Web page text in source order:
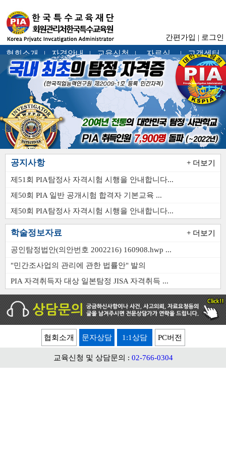
간편가입 | 로그인
협회소개 | 자격안내 | 교육신청 | 자료실 | 고객센터
공지사항 + 더보기
제51회 PIA탐정사 자격시험 시행을 안내합니다...
제50회 PIA 일반 공개시험 합격자 기본교육 ...
제50회 PIA탐정사 자격시험 시행을 안내합니다...
학술정보자료 + 더보기
공인탐정법안(의안번호 2002216) 160908.hwp ...
"민간조사업의 관리에 관한 법률안" 발의
PIA 자격취득자 대상 일본탐정 JISA 자격취득 ...
교육신청 및 상담문의 : 02-766-0304